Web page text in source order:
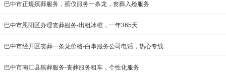
巴中市正规殡葬服务，殡仪服务一条龙，丧葬入殓服务
巴中市恩阳区办理丧葬服务-出租冰棺，一年365天
巴中市经开区丧葬一条龙价格-白事服务公司电话，热心专线
巴中市南江县殡葬服务-丧葬服务租车，个性化服务